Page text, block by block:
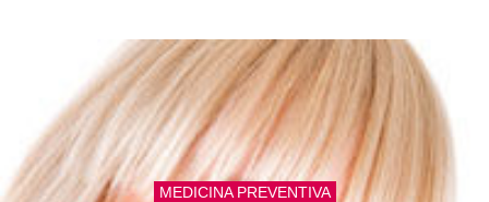
MEDICINA PREVENTIVA